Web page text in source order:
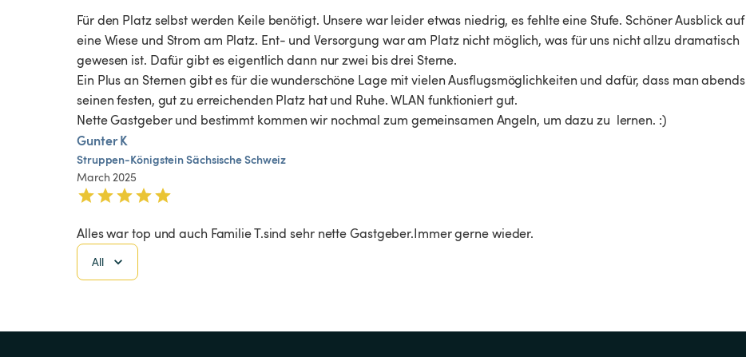
Für den Platz selbst werden Keile benötigt. Unsere war leider etwas niedrig, es fehlte eine Stufe. Schöner Ausblick auf
eine Wiese und Strom am Platz. Ent- und Versorgung war am Platz nicht möglich, was für uns nicht allzu dramatisch
gewesen ist. Dafür gibt es eigentlich dann nur zwei bis drei Sterne.
Ein Plus an Sternen gibt es für die wunderschöne Lage mit vielen Ausflugsmöglichkeiten und dafür, dass man abends
seinen festen, gut zu erreichenden Platz hat und Ruhe. WLAN funktioniert gut.
Nette Gastgeber und bestimmt kommen wir nochmal zum gemeinsamen Angeln, um dazu zu  lernen. :)
Gunter K
Struppen-KönigsteinSächsischeSchweiz
March 2025
Alles war top und auch Familie T.sind sehr nette Gastgeber.Immer gerne wieder.
All